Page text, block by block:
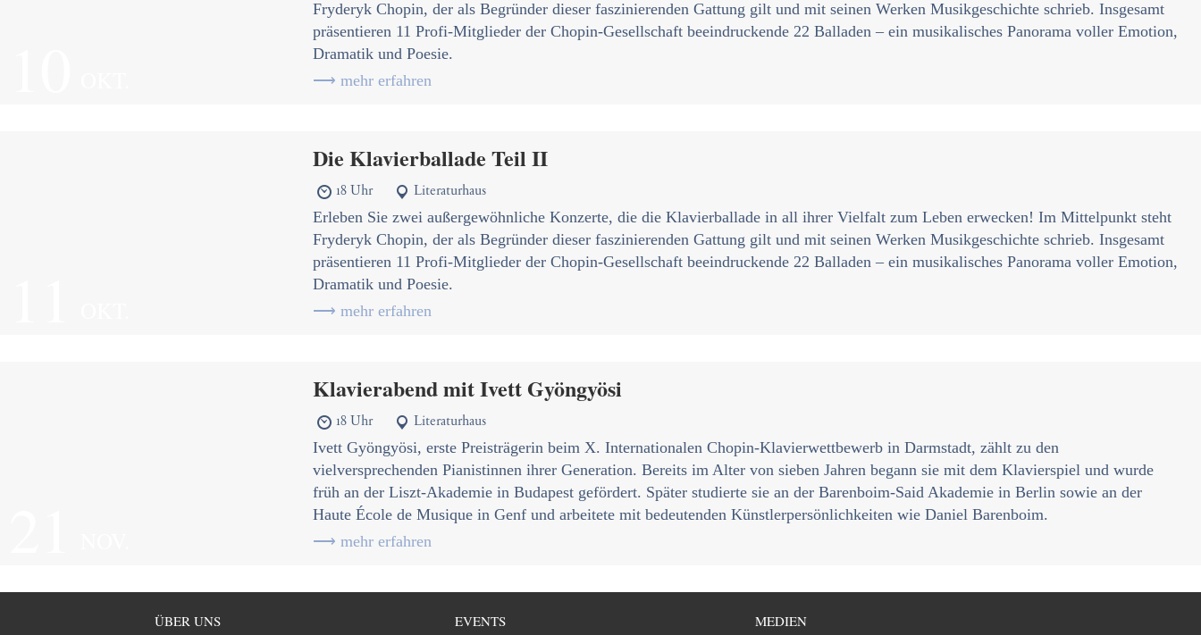
Fryderyk Chopin, der als Begründer dieser faszinierenden Gattung gilt und mit seinen Werken Musikgeschichte schrieb. Insgesamt
präsentieren 11 Profi-Mitglieder der Chopin-Gesellschaft beeindruckende 22 Balladen – ein musikalisches Panorama voller Emotion,
Dramatik und Poesie.
⟶ mehr erfahren
Die Klavierballade Teil II
 18 Uhr  Literaturhaus
Erleben Sie zwei außergewöhnliche Konzerte, die die Klavierballade in all ihrer Vielfalt zum Leben erwecken! Im Mittelpunkt steht
Fryderyk Chopin, der als Begründer dieser faszinierenden Gattung gilt und mit seinen Werken Musikgeschichte schrieb. Insgesamt
präsentieren 11 Profi-Mitglieder der Chopin-Gesellschaft beeindruckende 22 Balladen – ein musikalisches Panorama voller Emotion,
Dramatik und Poesie.
⟶ mehr erfahren
Klavierabend mit Ivett Gyöngyösi
 18 Uhr  Literaturhaus
Ivett Gyöngyösi, erste Preisträgerin beim X. Internationalen Chopin-Klavierwettbewerb in Darmstadt, zählt zu den
vielversprechenden Pianistinnen ihrer Generation. Bereits im Alter von sieben Jahren begann sie mit dem Klavierspiel und wurde
früh an der Liszt-Akademie in Budapest gefördert. Später studierte sie an der Barenboim-Said Akademie in Berlin sowie an der
Haute École de Musique in Genf und arbeitete mit bedeutenden Künstlerpersönlichkeiten wie Daniel Barenboim.
⟶ mehr erfahren
ÜBER UNS EVENTS MEDIEN